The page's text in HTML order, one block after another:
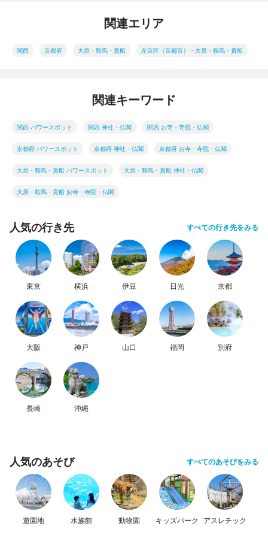
関連エリア
関西 京都府 大原・鞍馬・貴船 左京区（京都市）・大原・鞍馬・貴船
関連キーワード
関西 パワースポット 関西 神社・仏閣 関西 お寺・寺院・仏閣
京都府 パワースポット 京都府 神社・仏閣 京都府 お寺・寺院・仏閣
大原・鞍馬・貴船 パワースポット 大原・鞍馬・貴船 神社・仏閣
大原・鞍馬・貴船 お寺・寺院・仏閣
人気の行き先 すべての行き先をみる
東京 横浜 伊豆 日光 京都
大阪 神戸 山口 福岡 別府
長崎 沖縄
人気のあそび すべてのあそびをみる
遊園地 水族館 動物園 キッズパーク アスレチック